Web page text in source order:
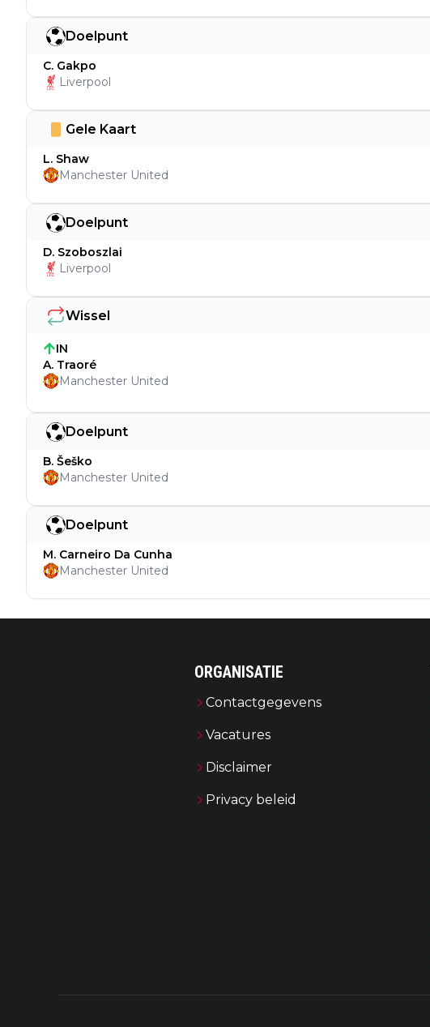
Doelpunt
M. Carneiro Da Cunha
Manchester United
Doelpunt
B. Šeško
Manchester United
Wissel
IN
A. Traoré
Manchester United
Doelpunt
D. Szoboszlai
Liverpool
Gele Kaart
L. Shaw
Manchester United
Doelpunt
C. Gakpo
Liverpool
ORGANISATIE
Contactgegevens
Vacatures
Disclaimer
Privacy beleid